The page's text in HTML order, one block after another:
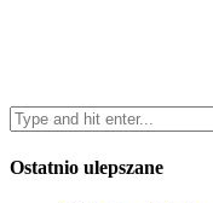
Ostatnio ulepszane